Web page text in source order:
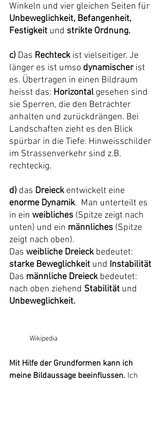
Winkeln und vier gleichen Seiten für
Unbeweglichkeit, Befangenheit,
Festigkeit und strikte Ordnung.
c) Das Rechteck ist vielseitiger. Je
länger es ist umso dynamischer ist
es. Übertragen in einen Bildraum
heisst das: Horizontal gesehen sind
sie Sperren, die den Betrachter
anhalten und zurückdrängen. Bei
Landschaften zieht es den Blick
spürbar in die Tiefe. Hinweisschilder
im Strassenverkehr sind z.B.
rechteckig.
d) das Dreieck entwickelt eine
enorme Dynamik.  Man unterteilt es
in ein weibliches (Spitze zeigt nach
unten) und ein männliches (Spitze
zeigt nach oben).
Das weibliche Dreieck bedeutet:
starke Beweglichkeit und Instabilität
Das männliche Dreieck bedeutet:
nach oben ziehend Stabilität und
Unbeweglichkeit.
Wikipedia
Mit Hilfe der Grundformen kann ich
meine Bildaussage beeinflussen. Ich